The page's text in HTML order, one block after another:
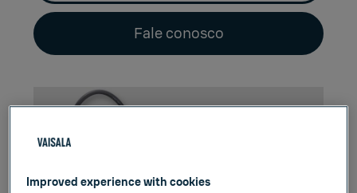
Fale conosco
Improved experience with cookies